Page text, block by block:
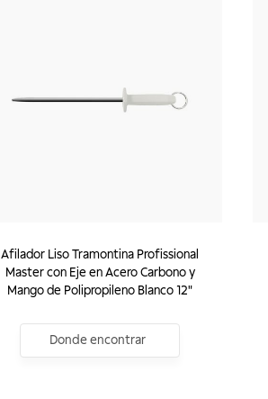
Afilador Liso Tramontina Profissional
Master con Eje en Acero Carbono y
Mango de Polipropileno Blanco 12"
Donde encontrar